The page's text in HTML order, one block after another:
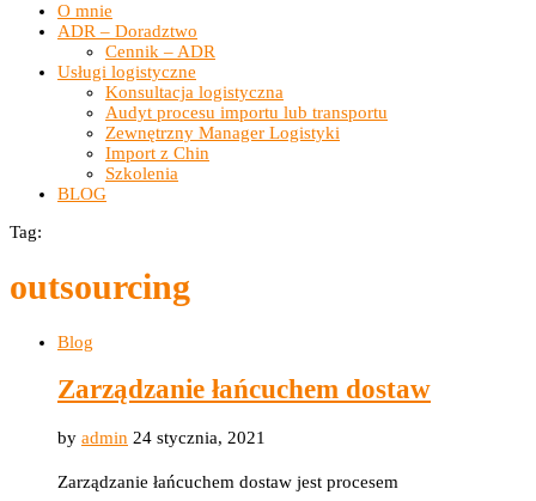
O mnie
ADR – Doradztwo
Cennik – ADR
Usługi logistyczne
Konsultacja logistyczna
Audyt procesu importu lub transportu
Zewnętrzny Manager Logistyki
Import z Chin
Szkolenia
BLOG
Tag:
outsourcing
Blog
Zarządzanie łańcuchem dostaw
by admin 24 stycznia, 2021
Zarządzanie łańcuchem dostaw jest procesem